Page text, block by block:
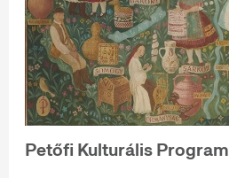
Petőfi Kulturális Program